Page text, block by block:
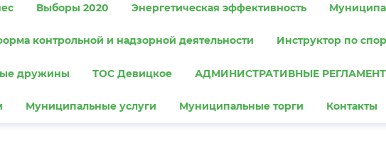
Выборы 2020 Энергетическая эффективность
контрольной и надзорной деятельности Инструктор по
дружины ТОС Девицкое АДМИНИСТРАТИВНЫЕ
Муниципальные услуги Муниципальные торги Контакты